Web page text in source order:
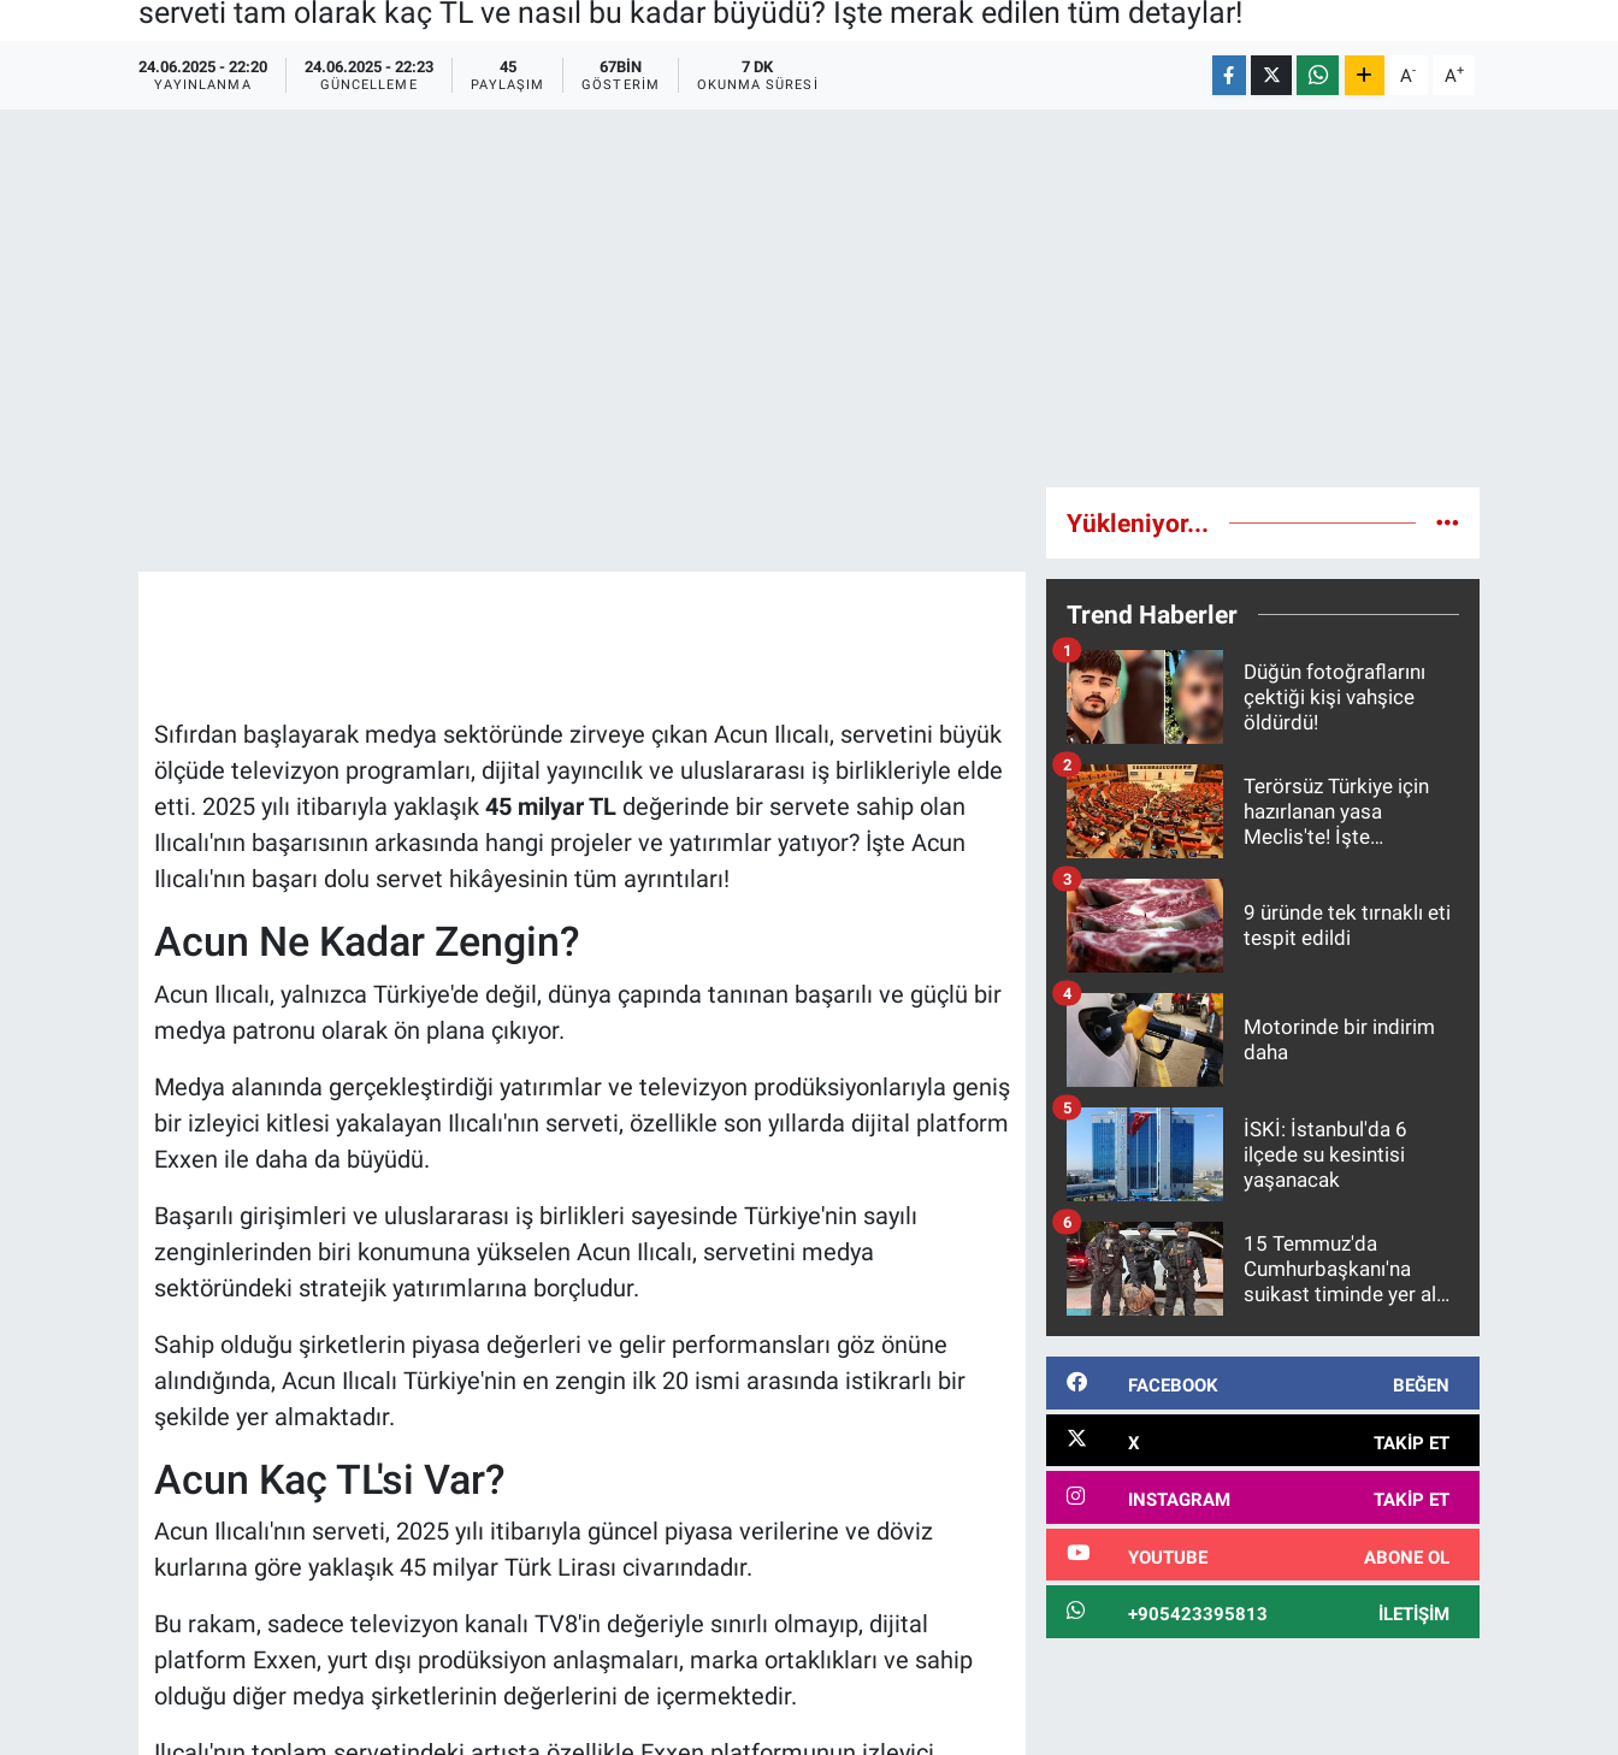
serveti tam olarak kaç TL ve nasıl bu kadar büyüdü? İşte merak edilen tüm detaylar!
24.06.2025 - 22:20
YAYINLANMA
24.06.2025 - 22:23
GÜNCELLEME
45
PAYLAŞIM
67BIN
GÖSTERIM
7 DK
OKUNMA SÜRESI A- A+
Sıfırdan başlayarak medya sektöründe zirveye çıkan Acun Ilıcalı, servetini büyük
ölçüde televizyon programları, dijital yayıncılık ve uluslararası iş birlikleriyle elde
etti. 2025 yılı itibarıyla yaklaşık 45 milyar TLdeğerinde bir servete sahip olan
Ilıcalı'nın başarısının arkasında hangi projeler ve yatırımlar yatıyor? İşte Acun
Ilıcalı'nın başarı dolu servet hikâyesinin tüm ayrıntıları!
Acun Ne Kadar Zengin?
Acun Ilıcalı, yalnızca Türkiye'de değil, dünya çapında tanınan başarılı ve güçlü bir
medya patronu olarak ön plana çıkıyor.
Medya alanında gerçekleştirdiği yatırımlar ve televizyon prodüksiyonlarıyla geniş
bir izleyici kitlesi yakalayan Ilıcalı'nın serveti, özellikle son yıllarda dijital platform
Exxen ile daha da büyüdü.
Başarılı girişimleri ve uluslararası iş birlikleri sayesinde Türkiye'nin sayılı
zenginlerinden biri konumuna yükselen Acun Ilıcalı, servetini medya
sektöründeki stratejik yatırımlarına borçludur.
Sahip olduğu şirketlerin piyasa değerleri ve gelir performansları göz önüne
alındığında, Acun Ilıcalı Türkiye'nin en zengin ilk 20 ismi arasında istikrarlı bir
şekilde yer almaktadır.
Acun Kaç TL'si Var?
Acun Ilıcalı'nın serveti, 2025 yılı itibarıyla güncel piyasa verilerine ve döviz
kurlarına göre yaklaşık 45 milyar Türk Lirası civarındadır.
Bu rakam, sadece televizyon kanalı TV8'in değeriyle sınırlı olmayıp, dijital
platform Exxen, yurt dışı prodüksiyon anlaşmaları, marka ortaklıkları ve sahip
olduğu diğer medya şirketlerinin değerlerini de içermektedir.
Yükleniyor...
Trend Haberler
Düğün fotoğraflarını
çektiği kişi vahşice
öldürdü!
1
Terörsüz Türkiye için
hazırlanan yasa
Meclis'te! İşte
2
9 üründe tek tırnaklı eti
tespit edildi
3
Motorinde bir indirim
daha
4
İSKİ: İstanbul'da 6
ilçede su kesintisi
yaşanacak
5
15 Temmuz'da
Cumhurbaşkanı'na
suikast timinde yer alan
10 yıl sonra yakalandı
6
FACEBOOK BEĞEN
X TAKIP ET
INSTAGRAM TAKIP ET
YOUTUBE ABONE OL
+905423395813 İLETIŞIM
Ne demişti
Programlar
Teknoloji
Türkiye'nin Gündemi
Yerel Gündem
Yerel Yaşam
Canlı Yayın